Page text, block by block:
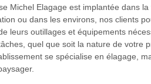
Michel Elagage est implantée dans
ou dans les environs, nos clients
leurs outillages et équipements
quel que soit la nature de votre
se spécialise en élagage,